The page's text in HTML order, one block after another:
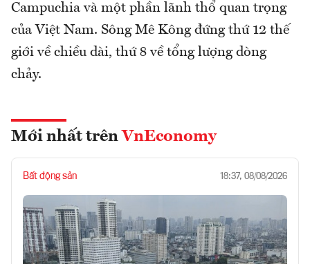
Campuchia và một phần lãnh thổ quan trọng
của Việt Nam. Sông Mê Kông đứng thứ 12 thế
giới về chiều dài, thứ 8 về tổng lượng dòng
chảy.
Mới nhất trên VnEconomy
Bất động sản 18:37, 08/08/2026